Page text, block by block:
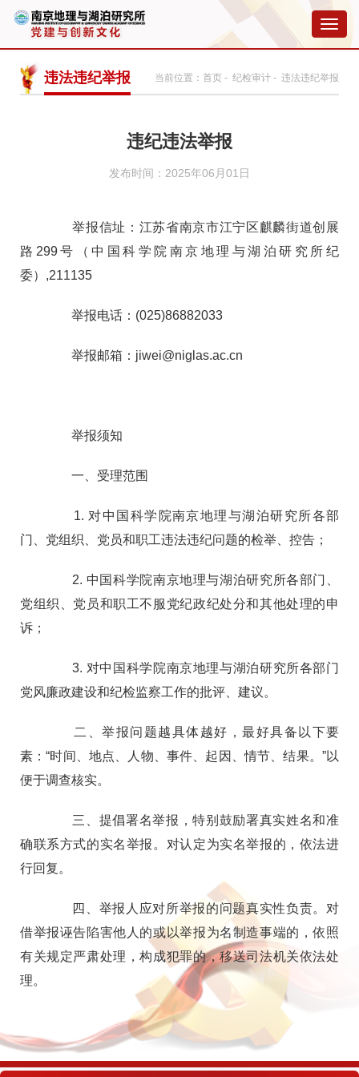
切
换
航
违法违纪举报 当前位置： 首页 - 纪检审计 - 违法违纪举报
违纪违法举报
发布时间：2025年06月01日
举报信址：江苏省南京市江宁区麒麟街道创展
路299号（中国科学院南京地理与湖泊研究所纪
委）,211135
举报电话：(025)86882033
举报邮箱： jiwei@niglas.ac.cn
举报须知
一、受理范围
1. 对中国科学院南京地理与湖泊研究所各部
门、党组织、党员和职工违法违纪问题的检举、控告；
2. 中国科学院南京地理与湖泊研究所各部门、
党组织、党员和职工不服党纪政纪处分和其他处理的申
诉；
3. 对中国科学院南京地理与湖泊研究所各部门
党风廉政建设和纪检监察工作的批评、建议。
二、举报问题越具体越好，最好具备以下要
素：“时间、地点、人物、事件、起因、情节、结果。”以
便于调查核实。
三、提倡署名举报，特别鼓励署真实姓名和准
确联系方式的实名举报。对认定为实名举报的，依法进
行回复。
四、举报人应对所举报的问题真实性负责。对
借举报诬告陷害他人的或以举报为名制造事端的，依照
有关规定严肃处理，构成犯罪的，移送司法机关依法处
理。